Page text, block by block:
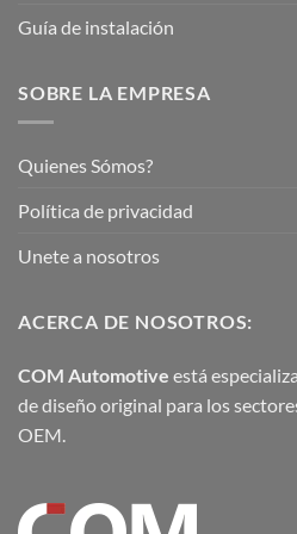
Guía de instalación
SOBRE LA EMPRESA
Quienes Sómos?
Política de privacidad
Unete a nosotros
ACERCA DE NOSOTROS:
COM Automotive está
de diseño original para los
OEM.